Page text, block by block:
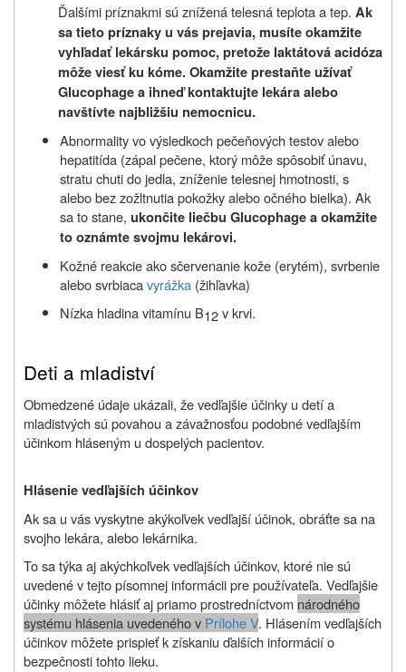
Ďalšími príznakmi sú znížená telesná teplota a tep. Ak
sa tieto príznaky u vás prejavia, musíte okamžite
vyhľadať lekársku pomoc, pretože laktátová acidóza
môže viesť ku kóme. Okamžite prestaňte užívať
Glucophage a ihneď kontaktujte lekára alebo
navštívte najbližšiu nemocnicu.
Abnormality vo výsledkoch pečeňových testov alebo
hepatitída (zápal pečene, ktorý môže spôsobiť únavu,
stratu chuti do jedla, zníženie telesnej hmotnosti, s
alebo bez zožltnutia pokožky alebo očného bielka). Ak
sa to stane, ukončite liečbu Glucophage a okamžite
to oznámte svojmu lekárovi.
Kožné reakcie ako sčervenanie kože (erytém), svrbenie
alebo svrbiacavyrážka (žihľavka)
Nízka hladina vitamínu B12v krvi.
Deti a mladiství
Obmedzené údaje ukázali, že vedľajšie účinky u detí a
mladistvých sú povahou a závažnosťou podobné vedľajším
účinkom hláseným u dospelých pacientov.
Hlásenie vedľajších účinkov
Ak sa u vás vyskytne akýkoľvek vedľajší účinok, obráťte sa na
svojho lekára, alebo lekárnika.
To sa týka aj akýchkoľvek vedľajších účinkov, ktoré nie sú
uvedené v tejto písomnej informácii pre používateľa. Vedľajšie
účinky môžete hlásiť aj priamo prostredníctvom národného
systému hlásenia uvedeného v Prílohe V. Hlásením vedľajších
účinkov môžete prispieť k získaniu ďalších informácií o
bezpečnosti tohto lieku.